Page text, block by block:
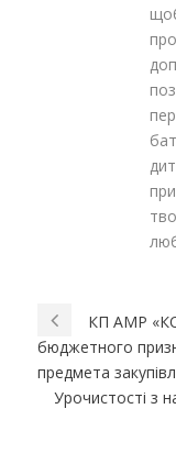
КП АМР
бюджетного
предмета
Урочистості з